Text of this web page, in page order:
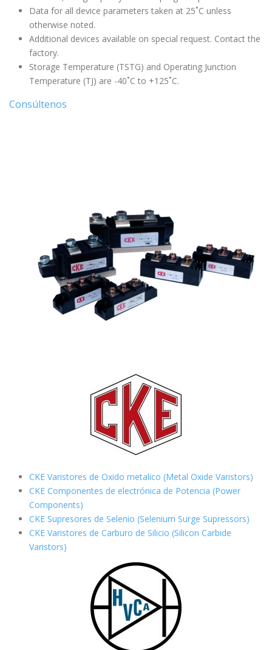
Data for all device parameters taken at 25˚C unless
otherwise noted.
Additional devices available on special request. Contact the
factory.
Storage Temperature (TSTG) and Operating Junction
Temperature (TJ) are -40˚C to +125˚C.
Consúltenos
CKE Varistores de Oxido metalico (Metal Oxide Varistors)
CKE Componentes de electrónica de Potencia (Power
Components)
CKE Supresores de Selenio (Selenium Surge Supressors)
CKE Varistores de Carburo de Silicio (Silicon Carbide
Varistors)